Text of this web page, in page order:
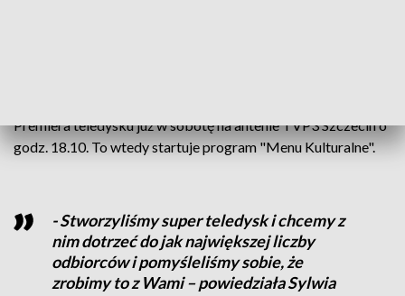
Premiera teledysku już w sobotę na antenie TVP3 Szczecin o
godz. 18.10. To wtedy startuje program "Menu Kulturalne".
- Stworzyliśmy super teledysk i chcemy z
nim dotrzeć do jak największej liczby
odbiorców i pomyśleliśmy sobie, że
zrobimy to z Wami – powiedziała Sylwia